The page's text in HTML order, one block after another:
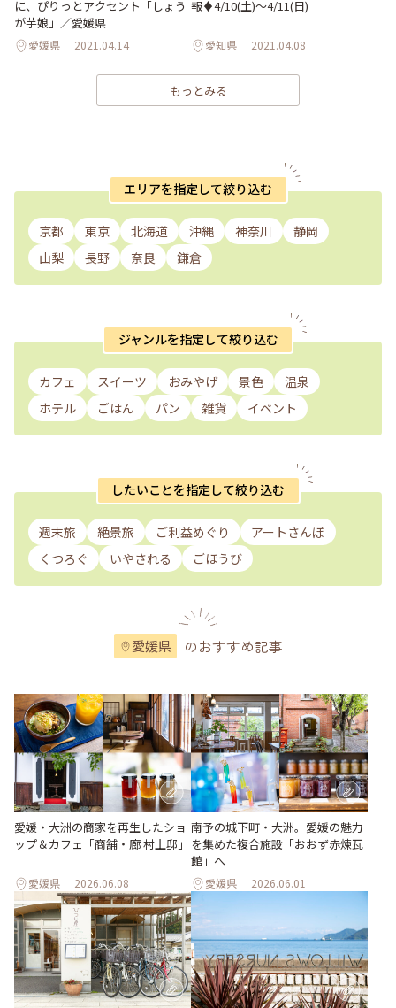
に、ぴりっとアクセント「しょう
が芋娘」／愛媛県
愛媛県 2021.04.14
報♦︎4/10(土)〜4/11(日)
愛知県 2021.04.08
もっとみる
エリアを指定して絞り込む
京都 東京 北海道 沖縄 神奈川
静岡
山梨
長野 奈良 鎌倉
ジャンルを指定して絞り込む
カフェ スイーツ おみやげ 景色
温泉
ホテル
ごはん パン 雑貨 イベント
したいことを指定して絞り込む
週末旅 絶景旅 ご利益めぐり
アートさんぽ
くつろぐ
いやされる ごほうび
愛媛県 のおすすめ記事
愛媛・大洲の商家を再生したショ
ップ＆カフェ「商舗・廊 村上邸」
愛媛県 2026.06.08
南予の城下町・大洲。愛媛の魅力
を集めた複合施設「おおず赤煉瓦
館」へ
愛媛県 2026.06.01